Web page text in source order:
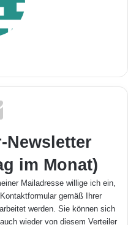
Newsletter
im Monat)
Mailadresse willige ich ein,
gemäß Ihrer
werden. Sie können sich
wieder von diesem Verteiler